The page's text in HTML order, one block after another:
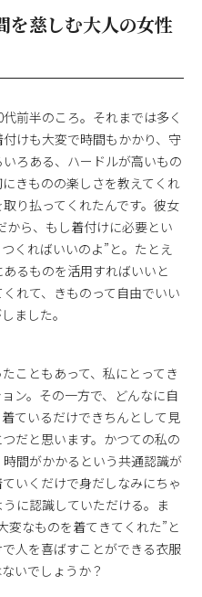
を慈しむ大人の女性
前半のころ。それまでは多く
けも大変で時間もかかり、守
ろある、ハードルが高いもの
きものの楽しさを教えてくれ
り払ってくれたんです。彼女
から、もし着付けに必要とい
くればいいのよ”と。たとえ
るものを活用すればいいと
れて、きものって自由でいい
ました。
こともあって、私にとってき
ン。その一方で、どんなに自
ているだけできちんとして見
だと思います。かつての私の
間がかかるという共通認識が
いくだけで身だしなみにちゃ
に認識していただける。ま
変なものを着てきてくれた”と
人を喜ばすことができる衣服
いでしょうか？